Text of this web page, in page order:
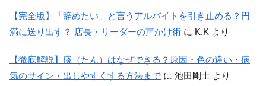
【完全版】「辞めたい」と言うアルバイトを引き止める？円
満に送り出す？ 店長・リーダーの声かけ術 に K.K より
【徹底解説】痰（たん）はなぜできる？原因・色の違い・病
気のサイン・出しやすくする方法まで に 池田剛士 より